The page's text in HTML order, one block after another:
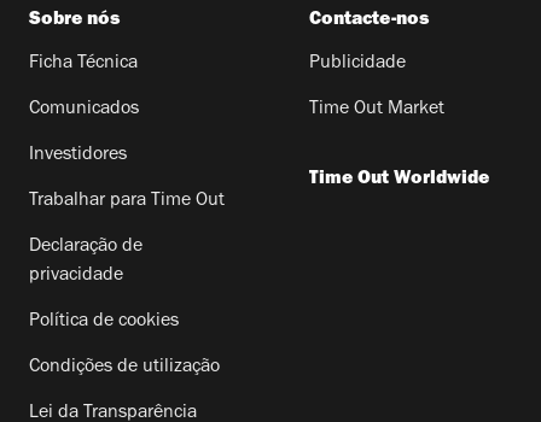
Sobre nós
Ficha Técnica
Comunicados
Investidores
Trabalhar para Time Out
Declaração de
privacidade
Política de cookies
Condições de utilização
Lei da Transparência
Contacte-nos
Publicidade
Time Out Market
Time Out Worldwide